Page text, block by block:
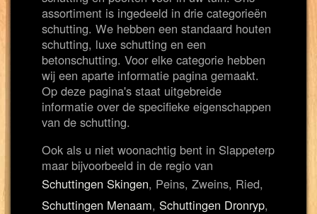
assortiment is ingedeeld in drie categorieën
schutting. We hebben een standaard houten
schutting, luxe schutting en een
betonschutting. Voor elke categorie hebben
wij een aparte informatie pagina gemaakt.
Op deze pagina's staat uitgebreide
informatie over de specifieke eigenschappen
van de schutting.
Ook als u niet woonachtig bent in Slappeterp
maar bijvoorbeeld in de regio van
Schuttingen Skingen, Peins, Zweins, Ried,
Schuttingen Menaam, Schuttingen Dronryp,